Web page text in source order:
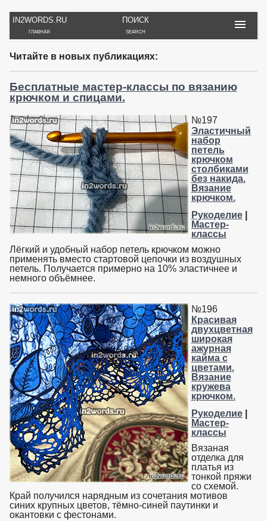
IN2WORDS.RU
ГЛАВНАЯ
ПОИСК
SEARCH
ВЯЗАНИЕ ОБЗОРЫ, ОТЗЫВЫ ФОТО, ИСТОРИИ
И ИГРУШКИ НА РАБ. СТОЛ
Читайте в новых публикациях:
Бесплатные мастер-классы по вязанию
крючком и спицами.
№197
Эластичный
набор
петель
крючком
столбиками
без накида.
Вязание
крючком.
Рукоделие|
Мастер-
классы
Лёгкий и удобный набор петель крючком можно
применять вместо стартовой цепочки из воздушных
петель. Получается примерно на 10% эластичнее и
немного объёмнее.
№196
Красивая
двухцветная
широкая
ажурная
кайма с
цветами.
Вязание
кружева
крючком.
Рукоделие|
Мастер-
классы
Вязаная
отделка для
платья из
тонкой пряжи
со схемой.
Край получился нарядным из сочетания мотивов
синих крупных цветов, тёмно-синей паутинки и
окантовки с фестонами.